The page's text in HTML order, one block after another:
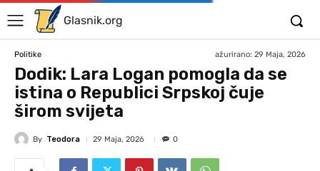
Glasnik.org
Politike ažurirano: 29 Maja, 2026
Dodik: Lara Logan pomogla da se
istina o Republici Srpskoj čuje
širom svijeta
By Teodora 29 Maja, 2026 0